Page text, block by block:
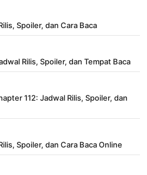
Spoiler, dan Cara Baca
Rilis, Spoiler, dan Tempat Baca
112: Jadwal Rilis, Spoiler, dan
Spoiler, dan Cara Baca Online